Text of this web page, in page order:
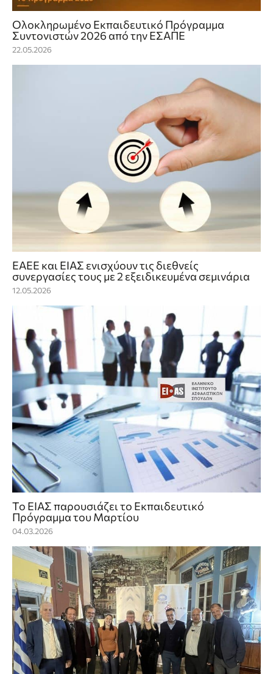
Ολοκληρωμένο Εκπαιδευτικό Πρόγραμμα
Συντονιστών 2026 από την ΕΣΑΠΕ
22.05.2026
ΕΑΕΕ και ΕΙΑΣ ενισχύουν τις διεθνείς
συνεργασίες τους με 2 εξειδικευμένα σεμινάρια
12.05.2026
Το ΕΙΑΣ παρουσιάζει το Εκπαιδευτικό
Πρόγραμμα του Μαρτίου
04.03.2026